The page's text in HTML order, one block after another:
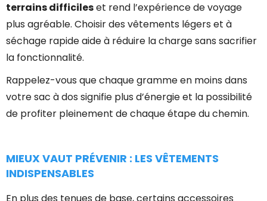
terrains difficileset rend l’expérience de voyage
plus agréable. Choisir des vêtements légers et à
séchage rapide aide à réduire la charge sans sacrifier
la fonctionnalité.
Rappelez-vous que chaque gramme en moins dans
votre sac à dos signifie plus d’énergie et la possibilité
de profiter pleinement de chaque étape du chemin.
MIEUX VAUT PRÉVENIR : LES VÊTEMENTS
INDISPENSABLES